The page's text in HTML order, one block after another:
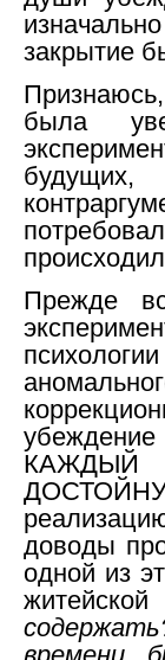
закрытие
была
Прежде
доводы
одной из